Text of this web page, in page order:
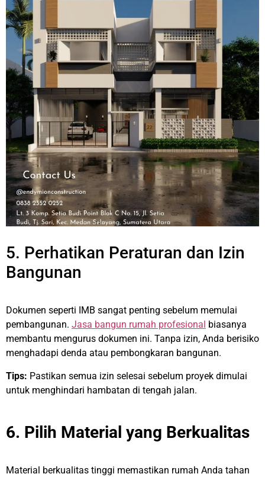
5. Perhatikan Peraturan dan Izin
Bangunan
Dokumen seperti IMB sangat penting sebelum memulai
pembangunan. Jasa bangun rumah profesional biasanya
membantu mengurus dokumen ini. Tanpa izin, Anda berisiko
menghadapi denda atau pembongkaran bangunan.
Tips: Pastikan semua izin selesai sebelum proyek dimulai
untuk menghindari hambatan di tengah jalan.
6. Pilih Material yang Berkualitas
Material berkualitas tinggi memastikan rumah Anda tahan